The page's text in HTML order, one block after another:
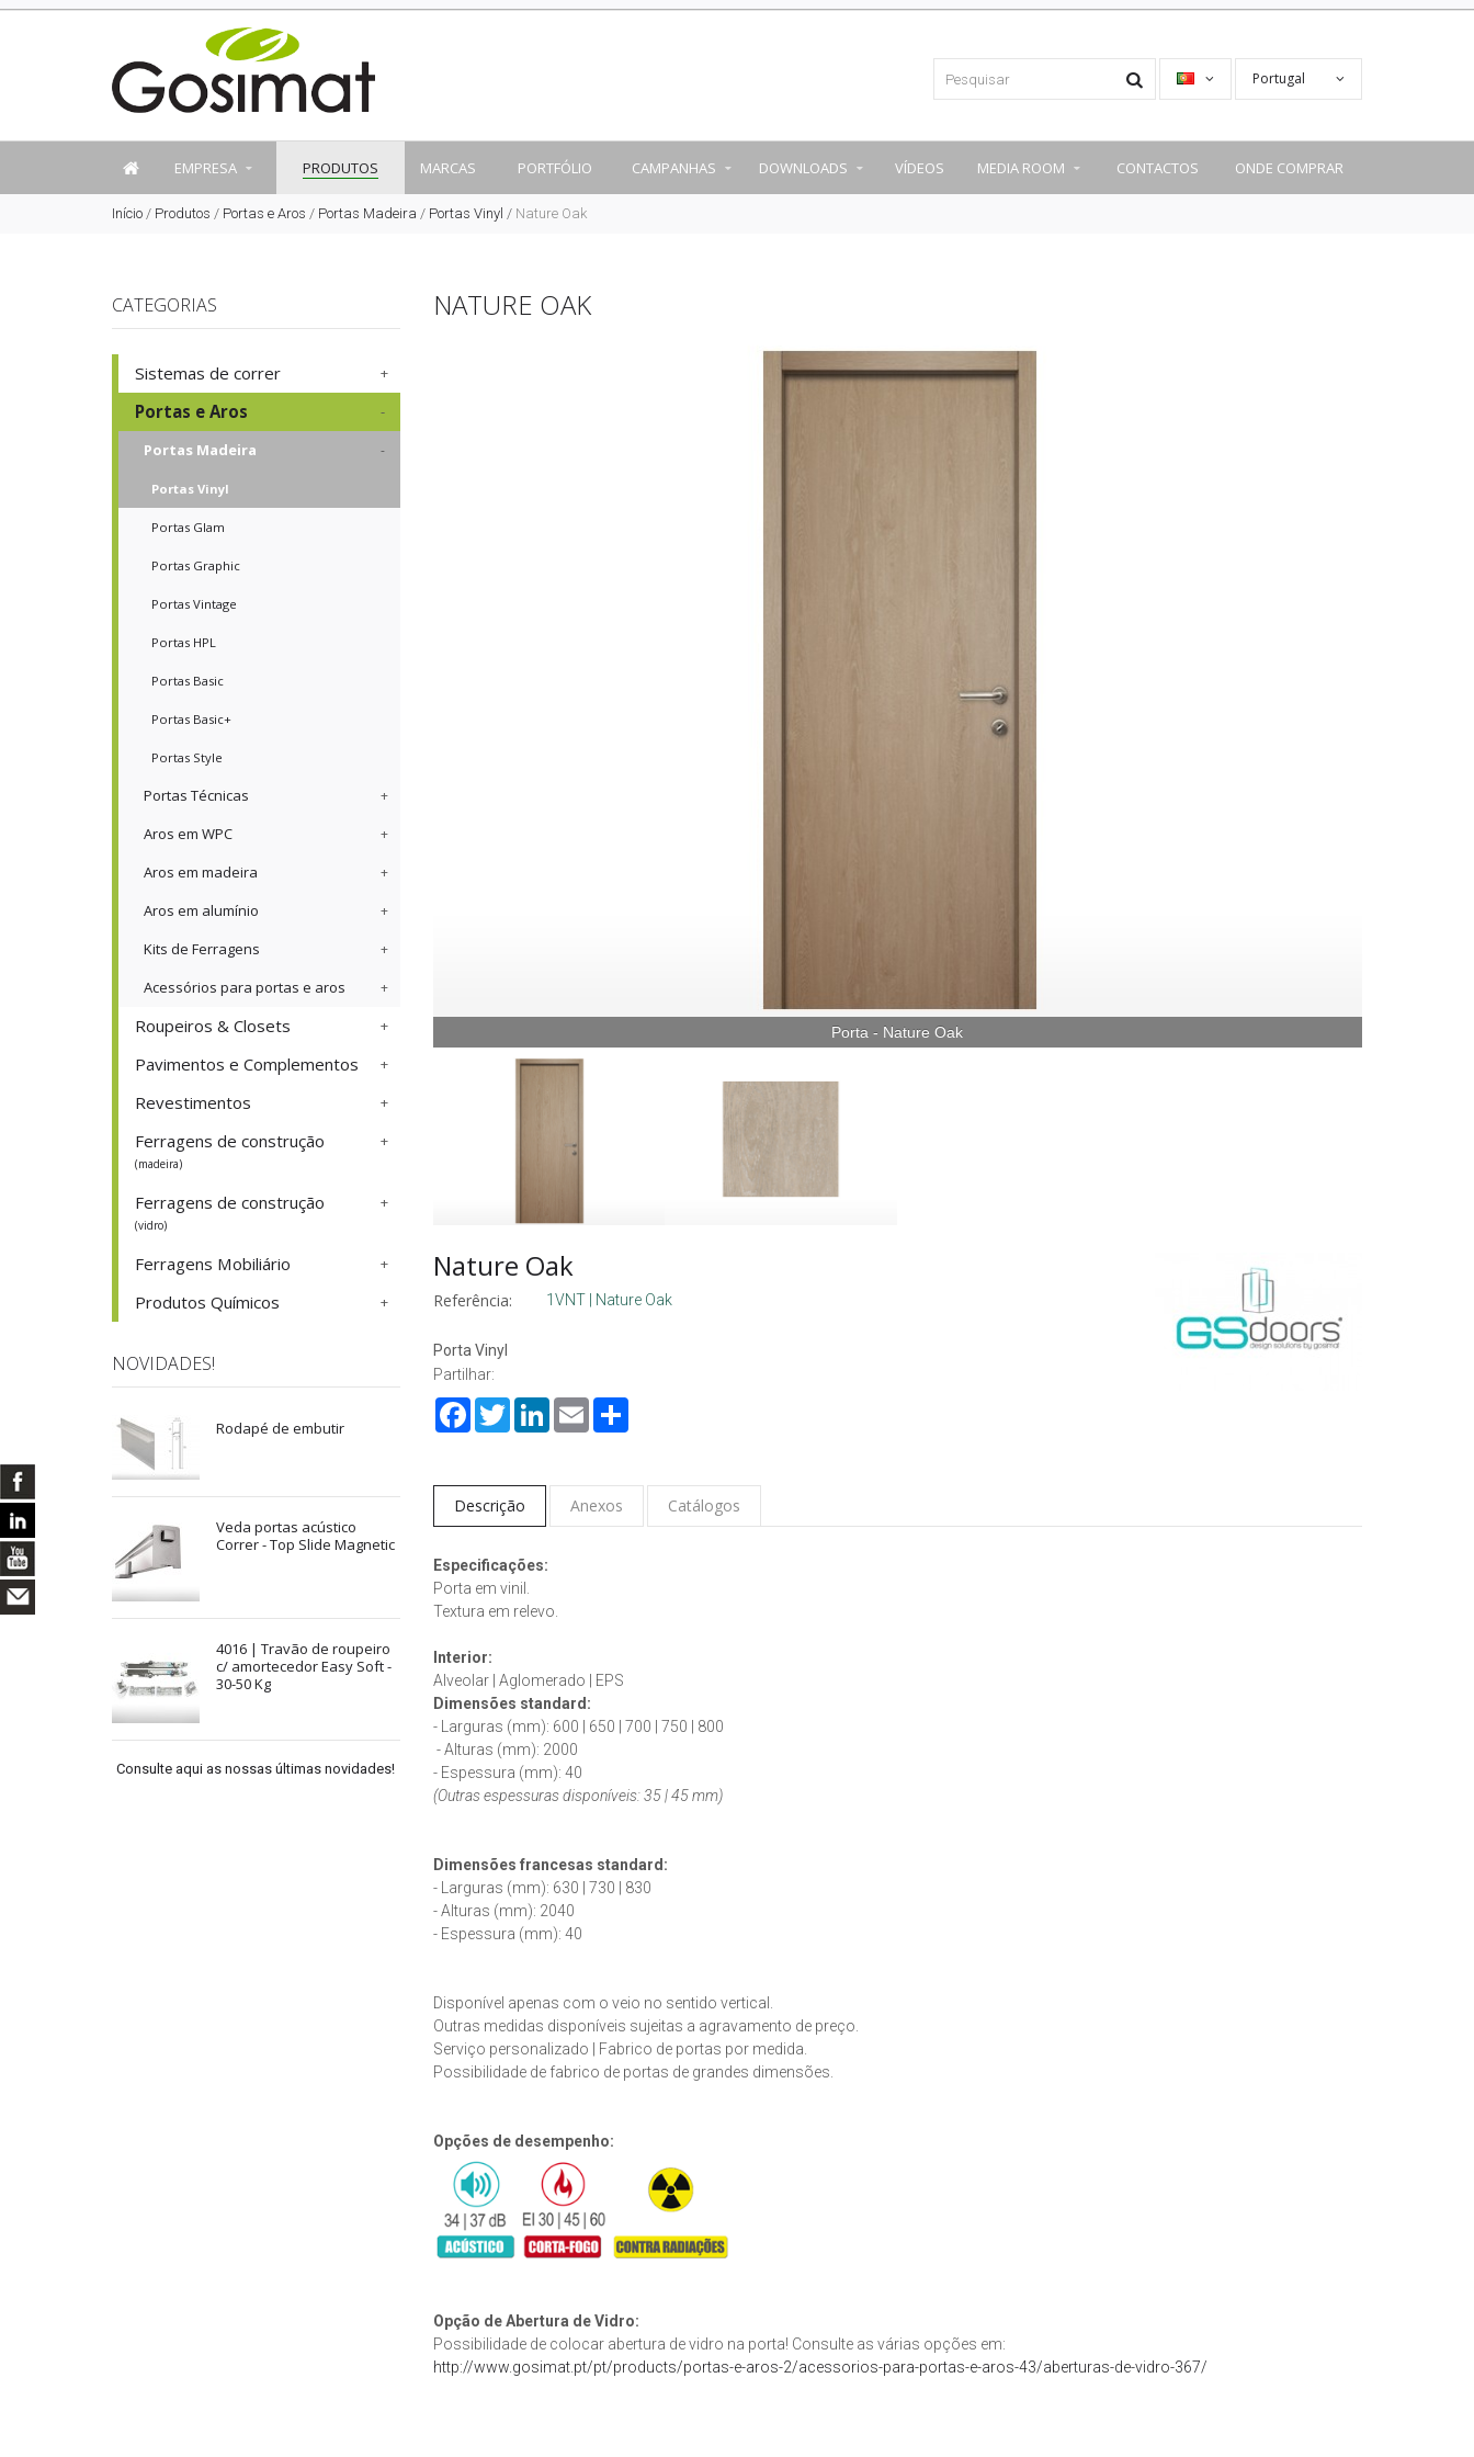
Portugal
EMPRESA PRODUTOS MARCAS PORTFÓLIO CAMPANHAS DOWNLOADS VÍDEOS MEDIA ROOM CONTACTOS ONDE COMPRAR
Início / Produtos / Portas e Aros / Portas Madeira / Portas Vinyl / Nature Oak
CATEGORIAS
Sistemas de correr
Portas e Aros
Portas Madeira
Portas Vinyl
Portas Glam
Portas Graphic
Portas Vintage
Portas HPL
Portas Basic
Portas Basic+
Portas Style
Portas Técnicas
Aros em WPC
Aros em madeira
Aros em alumínio
Kits de Ferragens
Acessórios para portas e aros
Roupeiros & Closets
Pavimentos e Complementos
Revestimentos
Ferragens de construção
(madeira)
Ferragens de construção
(vidro)
Ferragens Mobiliário
Produtos Químicos
NOVIDADES!
Rodapé de embutir
Veda portas acústico
Correr - Top Slide Magnetic
4016 | Travão de roupeiro
c/ amortecedor Easy Soft -
30-50 Kg
Consulte aqui as nossas últimas novidades!
NATURE OAK
Porta - Nature Oak
Nature Oak
Referência: 1VNT | Nature Oak
Porta Vinyl
Partilhar:
FacebookTwitterLinkedInEmail Share
Descrição Anexos Catálogos
Especificações:
Porta em vinil.
Textura em relevo.
Interior:
Alveolar | Aglomerado | EPS
Dimensões standard:
- Larguras (mm): 600 | 650 | 700 | 750 | 800
- Alturas (mm): 2000
- Espessura (mm): 40
(Outras espessuras disponíveis: 35 | 45 mm)
Dimensões francesas standard :
- Larguras (mm): 630 | 730 | 830
- Alturas (mm): 2040
- Espessura (mm): 40
Disponível apenas com o veio no sentido vertical.
Outras medidas disponíveis sujeitas a agravamento de preço.
Serviço personalizado | Fabrico de portas por medida.
Possibilidade de fabrico de portas de grandes dimensões.
Opções de desempenho:
Opção de Abertura de Vidro:
Possibilidade de colocar abertura de vidro na porta! Consulte as várias opções em:
http://www.gosimat.pt/pt/products/portas-e-aros-2/acessorios-para-portas-e-aros-43/aberturas-de-vidro-367/